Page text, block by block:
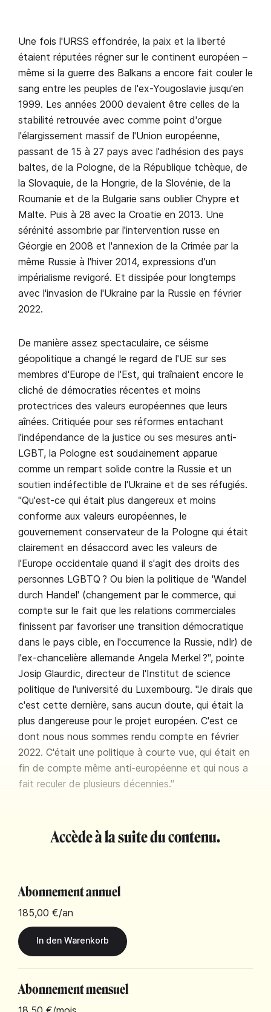
Une fois l'URSS effondrée, la paix et la liberté
étaient réputées régner sur le continent européen –
même si la guerre des Balkans a encore fait couler le
sang entre les peuples de l'ex-Yougoslavie jusqu'en
1999. Les années 2000 devaient être celles de la
stabilité retrouvée avec comme point d'orgue
l'élargissement massif de l'Union européenne,
passant de 15 à 27 pays avec l'adhésion des pays
baltes, de la Pologne, de la République tchèque, de
la Slovaquie, de la Hongrie, de la Slovénie, de la
Roumanie et de la Bulgarie sans oublier Chypre et
Malte. Puis à 28 avec la Croatie en 2013. Une
sérénité assombrie par l'intervention russe en
Géorgie en 2008 et l'annexion de la Crimée par la
même Russie à l'hiver 2014, expressions d'un
impérialisme revigoré. Et dissipée pour longtemps
avec l'invasion de l'Ukraine par la Russie en février
2022.
De manière assez spectaculaire, ce séisme
géopolitique a changé le regard de l'UE sur ses
membres d'Europe de l'Est, qui traînaient encore le
cliché de démocraties récentes et moins
protectrices des valeurs européennes que leurs
aînées. Critiquée pour ses réformes entachant
l'indépendance de la justice ou ses mesures anti-
LGBT, la Pologne est soudainement apparue
comme un rempart solide contre la Russie et un
soutien indéfectible de l'Ukraine et de ses réfugiés.
"Qu'est-ce qui était plus dangereux et moins
conforme aux valeurs européennes, le
gouvernement conservateur de la Pologne qui était
clairement en désaccord avec les valeurs de
l'Europe occidentale quand il s'agit des droits des
personnes LGBTQ ? Ou bien la politique de 'Wandel
durch Handel' (changement par le commerce, qui
compte sur le fait que les relations commerciales
finissent par favoriser une transition démocratique
dans le pays cible, en l'occurrence la Russie, ndlr) de
l'ex-chancelière allemande Angela Merkel ?", pointe
Josip Glaurdic, directeur de l'Institut de science
politique de l'université du Luxembourg. "Je dirais que
c'est cette dernière, sans aucun doute, qui était la
plus dangereuse pour le projet européen. C'est ce
dont nous nous sommes rendu compte en février
2022. C'était une politique à courte vue, qui était en
fin de compte même anti-européenne et qui nous a
fait reculer de plusieurs décennies."
Accède à la suite du contenu.
Abonnement annuel
185,00 €/an
Abonnement mensuel